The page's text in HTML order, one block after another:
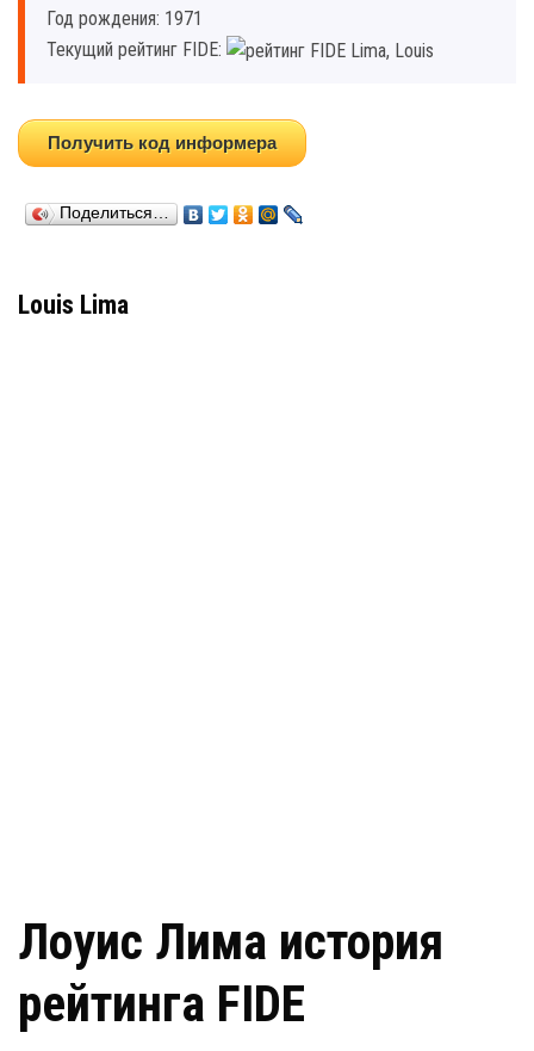
Год рождения: 1971
Текущий рейтинг FIDE:
Получить код информера
Поделиться…
Louis Lima
Лоуис Лима история
рейтинга FIDE